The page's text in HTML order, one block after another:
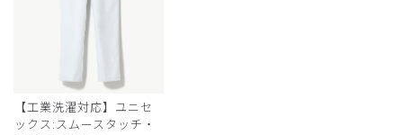
【工業洗濯対応】ユニセ
ックス:スムースタッチ・